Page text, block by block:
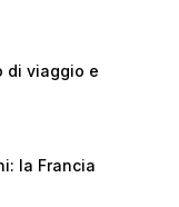
di viaggio e
la Francia